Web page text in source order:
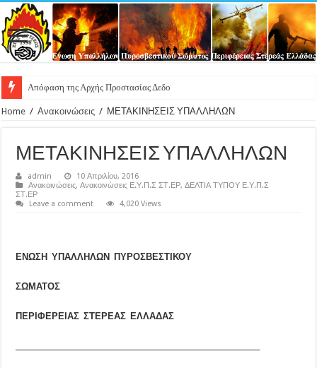
Απόφαση της Αρχής Προστασίας Δεδομένων Προσωπικού Χαρακτή
Home / Ανακοινώσεις / ΜΕΤΑΚΙΝΗΣΕΙΣ ΥΠΑΛΛΗΛΩΝ
ΜΕΤΑΚΙΝΗΣΕΙΣ ΥΠΑΛΛΗΛΩΝ
admin
10 Απριλίου, 2016
Ανακοινώσεις,Ανακοινώσεις Ε.Υ.Π.Σ ΣΤ.ΕΡ,ΔΕΛΤΙΑ ΤΥΠΟΥ Ε.Υ.Π.Σ
ΣΤ.ΕΡ
Leave a comment
4,020 Views
ΕΝΩΣΗ ΥΠΑΛΛΗΛΩΝ ΠΥΡΟΣΒΕΣΤΙΚΟΥ
ΣΩΜΑΤΟΣ
ΠΕΡΙΦΕΡΕΙΑΣ ΣΤΕΡΕΑΣ ΕΛΛΑΔΑΣ